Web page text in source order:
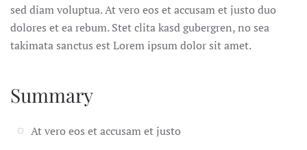
sed diam voluptua. At vero eos et accusam et justo duo
dolores et ea rebum. Stet clita kasd gubergren, no sea
takimata sanctus est Lorem ipsum dolor sit amet.
Summary
At vero eos et accusam et justo